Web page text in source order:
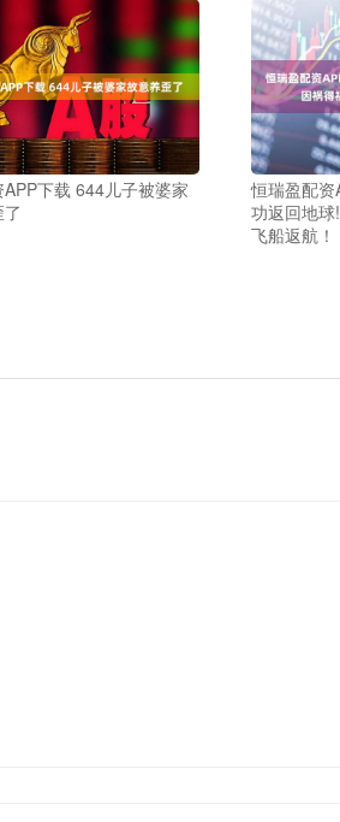
下载 644儿子被婆家
恒瑞盈配
功返回地
飞船返航！